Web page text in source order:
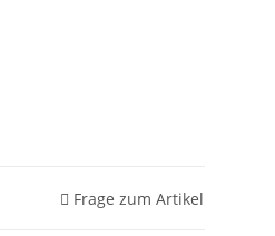
Frage zum Artikel